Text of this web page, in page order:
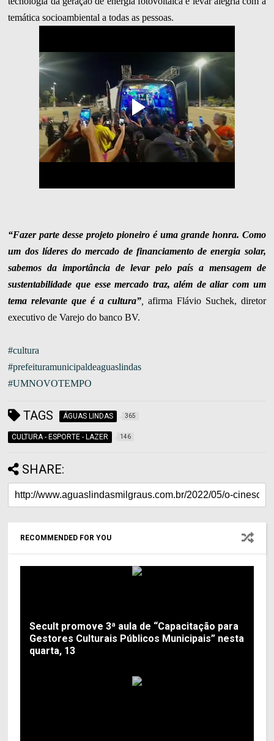
temática socioambiental a todas as pessoas.
“Fazer parte desse projeto pioneiro é uma grande honra. Como
um dos líderes do mercado de financiamento de energia solar,
sabemos da importância de levar pelo país a mensagem de
sustentabilidade que esse mercado traz, além de aliar com um
tema relevante que é a cultura”, afirma Flávio Suchek, diretor
executivo de Varejo do banco BV.
#cultura
#prefeituramunicipaldeaguaslindas
#UMNOVOTEMPO
TAGS ÁGUAS LINDAS 365
CULTURA - ESPORTE - LAZER 146
SHARE:
RECOMMENDED FOR YOU
Secult promove 3ª aula de “Capacitação para
Gestores Culturais Públicos Municipais” nesta
quarta, 13